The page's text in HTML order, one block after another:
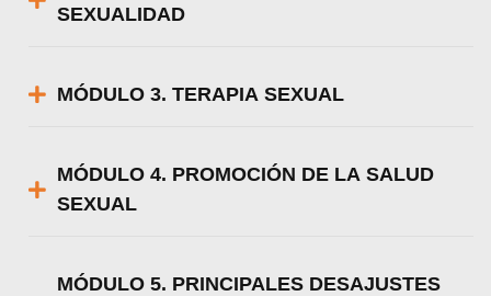
SEXUALIDAD
MÓDULO 3. TERAPIA SEXUAL
MÓDULO 4. PROMOCIÓN DE LA SALUD
SEXUAL
MÓDULO 5. PRINCIPALES DESAJUSTES